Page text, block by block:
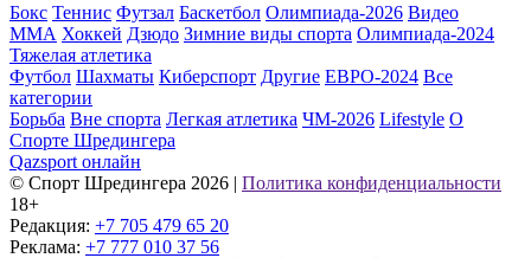
Бокс Теннис Футзал Баскетбол Олимпиада-2026 Видео
ММА Хоккей Дзюдо Зимние виды спорта Олимпиада-2024
Тяжелая атлетика
Футбол Шахматы Киберспорт Другие ЕВРО-2024 Все
категории
Борьба Вне спорта Легкая атлетика ЧМ-2026 Lifestyle О
Спорте Шредингера
Qazsport онлайн
© Cпорт Шредингера 2026 | Политика конфиденциальности
18+
Редакция: +7 705 479 65 20
Реклама: +7 777 010 37 56